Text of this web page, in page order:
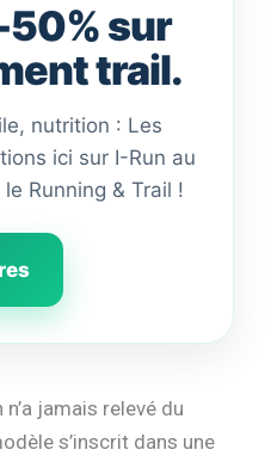
sur
trail.
nutrition : Les
ici sur I-Run au
Running & Trail !
jamais relevé du
s’inscrit dans une